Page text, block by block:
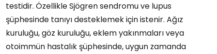
testidir. Özellikle Sjögren sendromu ve lupus
şüphesinde tanıyı desteklemek için istenir. Ağız
kuruluğu, göz kuruluğu, eklem yakınmaları veya
otoimmün hastalık şüphesinde, uygun zamanda